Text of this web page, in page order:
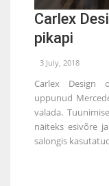
Carlex
pikapi
3 July, 2018
Carlex Design
uppunud
valada.
näiteks esivõre
salongis